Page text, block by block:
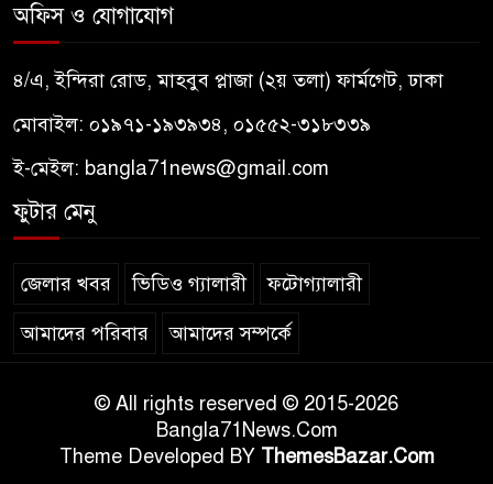
অফিস ও যোগাযোগ
৪/এ, ইন্দিরা রোড, মাহবুব প্লাজা (২য় তলা) ফার্মগেট, ঢাকা
মোবাইল: ০১৯৭১-১৯৩৯৩৪, ০১৫৫২-৩১৮৩৩৯
ই-মেইল: bangla71news@gmail.com
ফুটার মেনু
জেলার খবর ভিডিও গ্যালারী ফটোগ্যালারী
আমাদের পরিবার আমাদের সম্পর্কে
© All rights reserved © 2015-2026
Bangla71News.Com
Theme Developed BY ThemesBazar.Com